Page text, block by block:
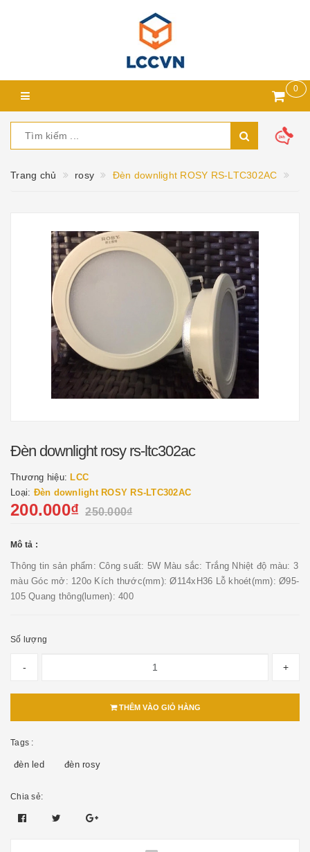
0
Trang chủ rosy Đèn downlight ROSY RS-LTC302AC
Đèn downlight rosy rs-ltc302ac
Thương hiệu: LCC
Loại: Đèn downlight ROSY RS-LTC302AC
200.000₫ 250.000₫
Mô tả :
Thông tin sản phẩm: Công suất: 5W Màu sắc: Trắng Nhiệt độ màu: 3
màu Góc mở: 120o Kích thước(mm): Ø114xH36 Lỗ khoét(mm): Ø95-
105 Quang thông(lumen): 400
Số lượng
- +
THÊM VÀO GIỎ HÀNG
Tags :
đèn led đèn rosy
Chia sẻ: